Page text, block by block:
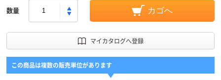
数量 カゴへ
マイカタログへ登録
この商品は複数の販売単位があります